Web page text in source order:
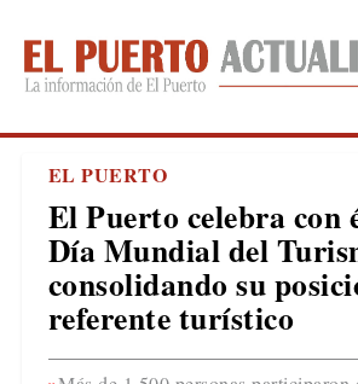
EL PUERTO
El Puerto celebra con
Día Mundial del
consolidando su
referente turístico